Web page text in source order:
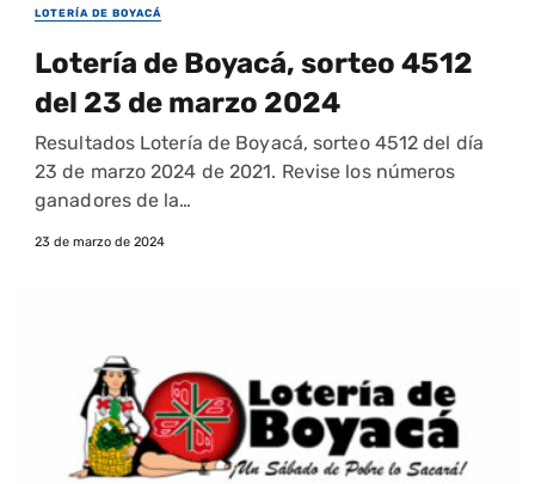
LOTERÍA DE BOYACÁ
Lotería de Boyacá, sorteo 4512
del 23 de marzo 2024
Resultados Lotería de Boyacá, sorteo 4512 del día
23 de marzo 2024 de 2021. Revise los números
ganadores de la…
23 de marzo de 2024